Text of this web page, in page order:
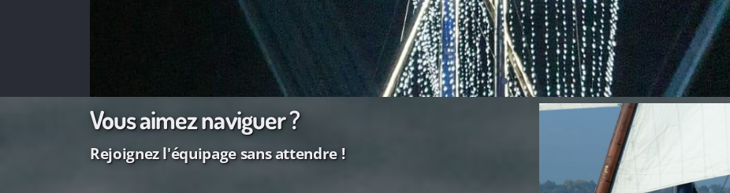
Vous aimez naviguer ?
Rejoignez l'équipage sans attendre !